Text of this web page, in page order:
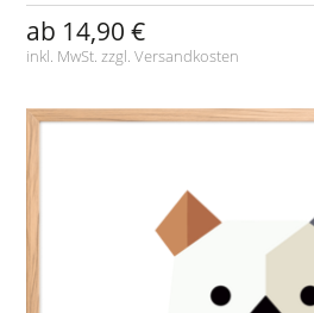
ab 14,90 €
inkl. MwSt. zzgl.Versandkosten